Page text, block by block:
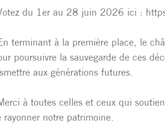
du 1er au 28 juin 2026 ici :
terminant à la première place, le
poursuivre la sauvegarde de ces
aux générations futures.
à toutes celles et ceux qui
rayonner notre patrimoine.